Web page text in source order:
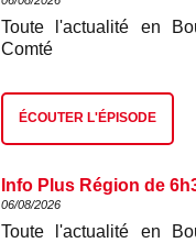
Toute l'actualité en
Comté
ÉCOUTER L'ÉPISODE
Info Plus Région de
06/08/2026
Toute l'actualité en